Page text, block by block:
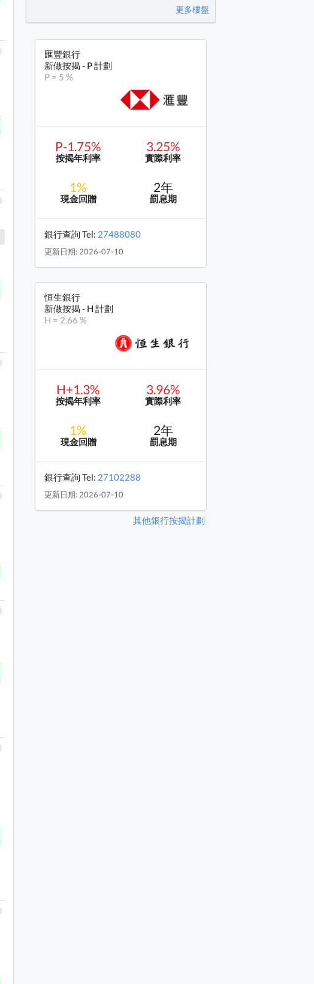
更多樓盤
匯豐銀行
新做按揭 - P 計劃
P = 5 %
P-1.75%
按揭年利率
3.25%
實際利率
1%
現金回贈
2年
罰息期
銀行查詢 Tel: 27488080
更新日期: 2026-07-10
恒生銀行
新做按揭 - H 計劃
H = 2.66 %
H+1.3%
按揭年利率
3.96%
實際利率
1%
現金回贈
2年
罰息期
銀行查詢 Tel: 27102288
更新日期: 2026-07-10
其他銀行按揭計劃